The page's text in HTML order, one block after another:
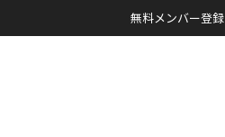
無料メンバー登録